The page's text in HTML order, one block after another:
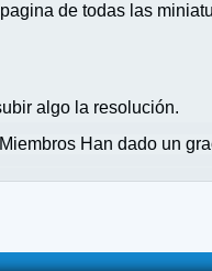
de todas las
algo la resolución.
Miembros Han dado un